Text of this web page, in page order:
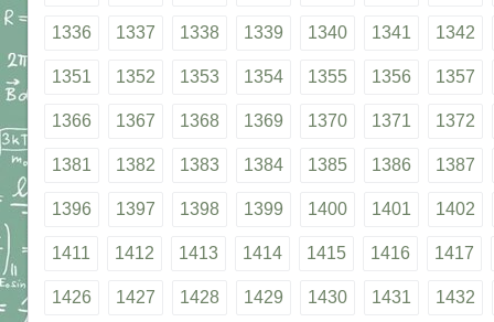
1336 1337 1338 1339 1340 1341 1342
1351 1352 1353 1354 1355 1356 1357
1366 1367 1368 1369 1370 1371 1372
1381 1382 1383 1384 1385 1386 1387
1396 1397 1398 1399 1400 1401 1402
1411 1412 1413 1414 1415 1416 1417
1426 1427 1428 1429 1430 1431 1432